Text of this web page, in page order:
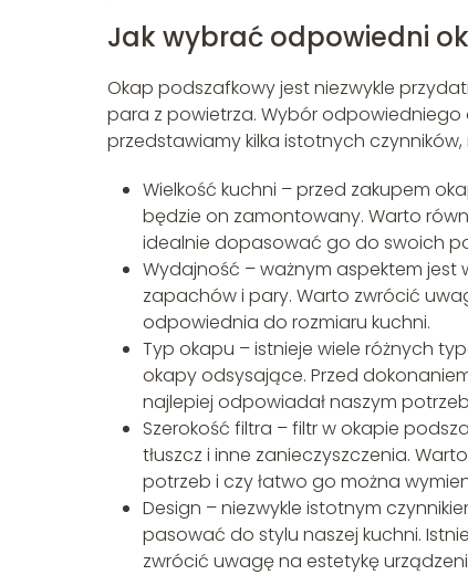
Jak wybrać odpowiedni
Okap podszafkowy jest niezwykle
para z powietrza. Wybór
przedstawiamy kilka istotnych
Wielkość kuchni – przed zakupem
będzie on zamontowany. Warto
idealnie dopasować go do swoich
Wydajność – ważnym aspektem
zapachów i pary. Warto zwrócić
odpowiednia do rozmiaru kuchni.
Typ okapu – istnieje wiele różnych
okapy odsysające. Przed
najlepiej odpowiadał naszym
Szerokość filtra – filtr w okapie
tłuszcz i inne zanieczyszczenia.
potrzeb i czy łatwo go można
Design – niezwykle istotnym
pasować do stylu naszej kuchni.
zwrócić uwagę na estetykę